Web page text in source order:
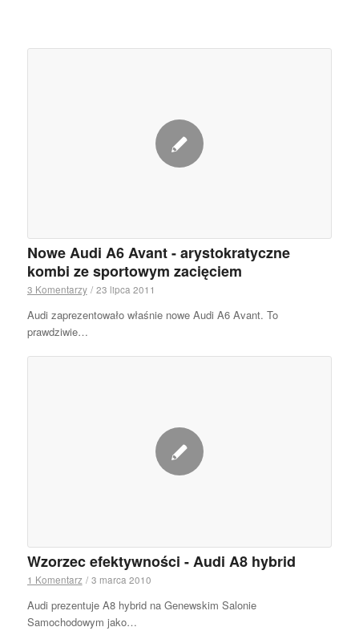
Nowe Audi A6 Avant - arystokratyczne
kombi ze sportowym zacięciem
3 Komentarzy / 23 lipca 2011
Audi zaprezentowało właśnie nowe Audi A6 Avant. To
prawdziwie…
Wzorzec efektywności - Audi A8 hybrid
1 Komentarz / 3 marca 2010
Audi prezentuje A8 hybrid na Genewskim Salonie
Samochodowym jako…